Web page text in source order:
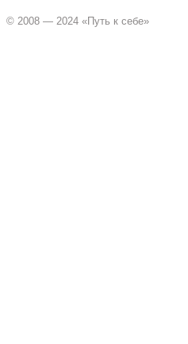
© 2008 — 2024 «Путь к себе»